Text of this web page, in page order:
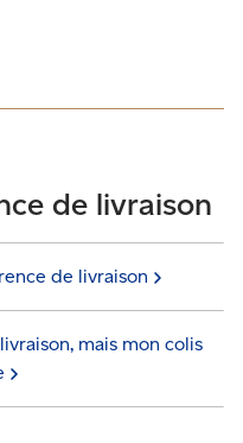
de livraison
de livraison
mais mon colis